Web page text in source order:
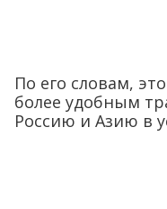
По его словам,
более удобным
Россию и Азию в